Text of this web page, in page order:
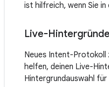
ist hilfreich, wenn Sie
Live-Hintergründe
Neues Intent-Protokoll
helfen, deinen Live-
Hintergrundauswahl